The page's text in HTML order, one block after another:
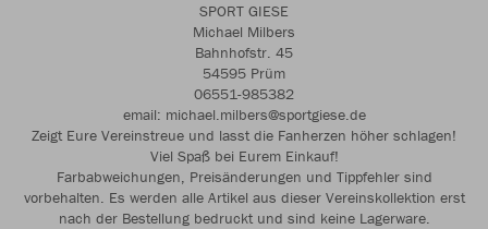
SPORT GIESE
Michael Milbers
Bahnhofstr. 45
54595 Prüm
06551-985382
email: michael.milbers@sportgiese.de
Zeigt Eure Vereinstreue und lasst die Fanherzen höher schlagen!
Viel Spaß bei Eurem Einkauf!
Farbabweichungen, Preisänderungen und Tippfehler sind
vorbehalten. Es werden alle Artikel aus dieser Vereinskollektion erst
nach der Bestellung bedruckt und sind keine Lagerware.